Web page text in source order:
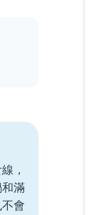
，
滿
會